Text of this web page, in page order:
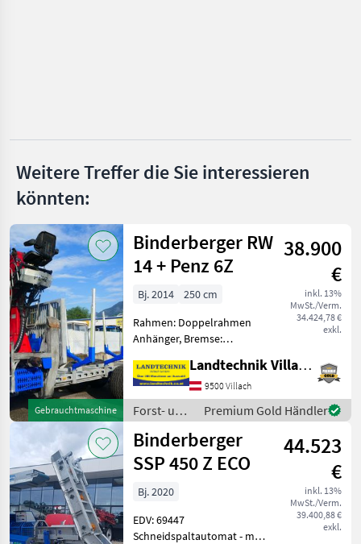
MARKTPLATZ
Marktplatz Händlerangebote Kleinanzeigen
Weitere Treffer die Sie interessieren
könnten:
Gebrauchtmaschine
Binderberger RW
14 + Penz 6Z
38.900
€
inkl. 13%
MwSt./Verm.
34.424,78 €
exkl.
Bj. 2014
250 cm
Rahmen: Doppelrahmen
Anhänger, Bremse:
Rungenpaare: 3
Rungenpaare,
Kransteuerung:
Kreuzhebelsteuerung,
Triebachsen: 2 Achsen,
Bauartgeschwindigkeit
(km/h
Landtechnik Villach GmbH
9500 Villach
Forst- und
Holztechnik
/
Binderberger
Premium Gold Händler
Binderberger
SSP 450 Z ECO
44.523
€
inkl. 13%
MwSt./Verm.
39.400,88 €
exkl.
Bj. 2020
EDV: 69447
Schneidspaltautomat - mit